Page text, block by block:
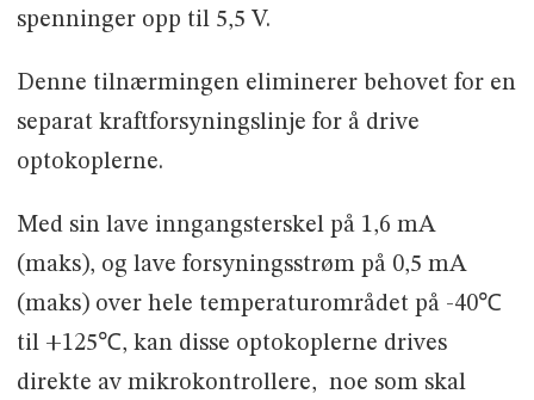
spenninger opp til 5,5 V.
Denne tilnærmingen eliminerer behovet for en
separat kraftforsyningslinje for å drive
optokoplerne.
Med sin lave inngangsterskel på 1,6 mA
(maks), og lave forsyningsstrøm på 0,5 mA
(maks) over hele temperaturområdet på -40℃
til +125℃, kan disse optokoplerne drives
direkte av mikrokontrollere, noe som skal